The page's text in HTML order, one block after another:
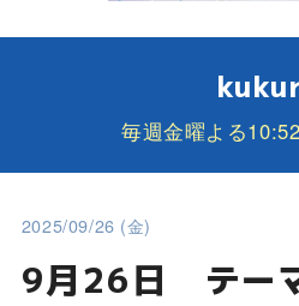
毎週金曜よる
2025/09/26 (金)
9月26日 テー